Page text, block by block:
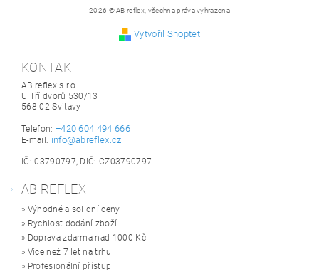
2026 © AB reflex, všechna práva vyhrazena
Vytvořil Shoptet
KONTAKT
AB reflex s.r.o.
U Tří dvorů 530/13
568 02 Svitavy
Telefon: +420 604 494 666
E-mail: info@abreflex.cz
IČ: 03790797, DIČ: CZ03790797
AB REFLEX
» Výhodné a solidní ceny
» Rychlost dodání zboží
» Doprava zdarma nad 1000 Kč
» Více než 7 let na trhu
» Profesionální přístup